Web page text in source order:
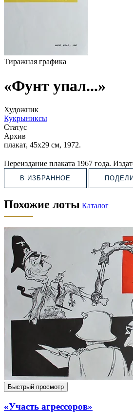
Тиражная графика
«Фунт упал...»
Художник
Кукрыниксы
Статус
Архив
плакат, 45х29 см, 1972.
Переиздание плаката 1967 года.
В ИЗБРАННОЕ
Похожие лоты Каталог
Быстрый просмотр
«Участь агрессоров»